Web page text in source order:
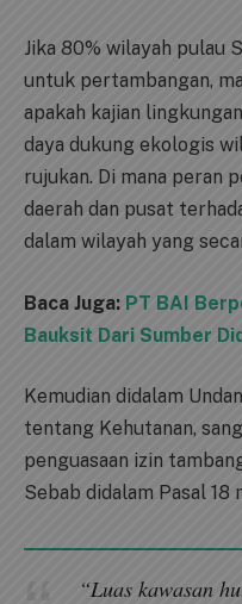
Jika 80% wilayah pulau
untuk pertambangan,
apakah kajian
daya dukung ekologis
rujukan. Di mana peran
daerah dan pusat
dalam wilayah yang
Baca Juga: PT BAI
Bauksit Dari Sumber
Kemudian didalam
tentang Kehutanan,
penguasaan izin
Sebab didalam Pasal 18
“Luas kawasan